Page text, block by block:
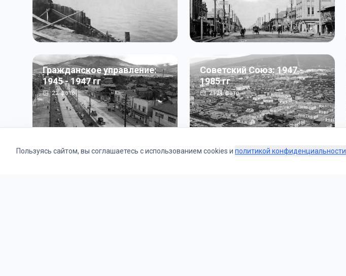
Гражданское управление:
1945 - 1947 гг
22фото
Советский Союз: 1947 -
1985 гг
2121фото
Пользуясь сайтом, вы соглашаетесь с использованием cookies и политикой конфиденциальности.